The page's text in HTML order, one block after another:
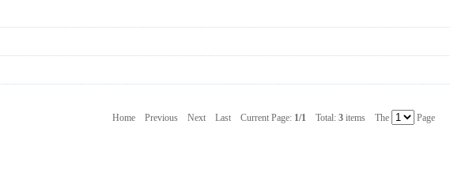
Home Previous Next Last Current Page: 1/1 Total: 3 items The Page